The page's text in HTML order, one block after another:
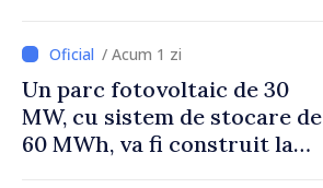
/ Acum 1 zi
Un parc fotovoltaic de 30
MW, cu sistem de stocare de
60 MWh, va fi construit la